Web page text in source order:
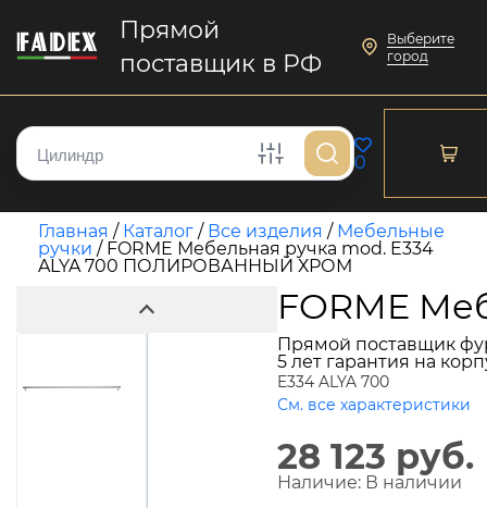
Прямой
поставщик в РФ
Выберите
город
0
Главная / Каталог / Все изделия / Мебельные
ручки / FORME Мебельная ручка mod. E334
ALYA 700 ПОЛИРОВАННЫЙ ХРОМ
FORME
Прямой поставщик
5 лет гарантия на
E334 ALYA 700
См. все характеристики
28 123 руб.
Наличие: В наличии